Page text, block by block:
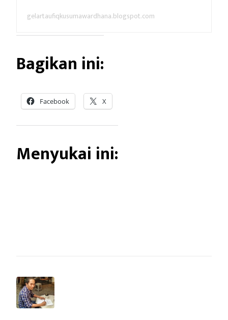
gelartaufiqkusumawardhana.blogspot.com
Bagikan ini:
Facebook X
Menyukai ini: